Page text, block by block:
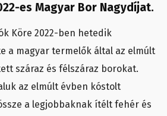
es Magyar Bor Nagydíjat.
Köre 2022-ben hetedik
a magyar termelők által az elmúlt
száraz és félszáraz borokat.
az elmúlt évben kóstolt
a legjobbaknak ítélt fehér és